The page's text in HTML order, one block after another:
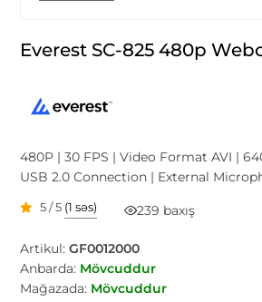
Everest SC-825 480p
480P | 30 FPS | Video Format AVI |
USB 2.0 Connection | External
5 / 5 (1 səs) 239 baxış
Artikul:GF0012000
Anbarda: Mövcuddur
Mağazada: Mövcuddur